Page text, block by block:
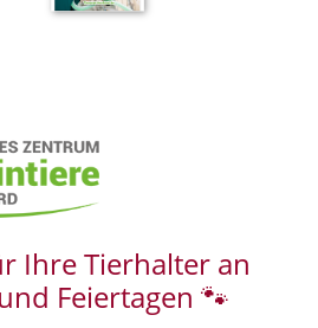
Ihre Tierhalter an
Feiertagen 🐾